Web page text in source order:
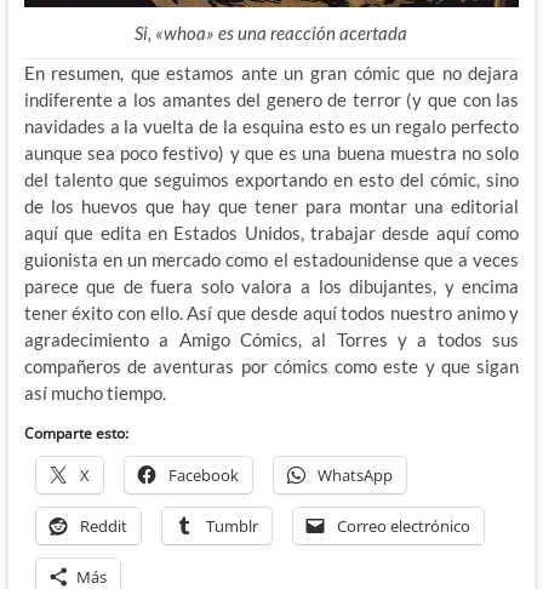
Si, «whoa» es una reacción acertada
En resumen, que estamos ante un gran cómic que no dejara
indiferente a los amantes del genero de terror (y que con las
navidades a la vuelta de la esquina esto es un regalo perfecto
aunque sea poco festivo) y que es una buena muestra no solo
del talento que seguimos exportando en esto del cómic, sino
de los huevos que hay que tener para montar una editorial
aquí que edita en Estados Unidos, trabajar desde aquí como
guionista en un mercado como el estadounidense que a veces
parece que de fuera solo valora a los dibujantes, y encima
tener éxito con ello. Así que desde aquí todos nuestro animo y
agradecimiento a Amigo Cómics, al Torres y a todos sus
compañeros de aventuras por cómics como este y que sigan
así mucho tiempo.
Comparte esto:
X Facebook WhatsApp
Reddit Tumblr Correo electrónico
Más